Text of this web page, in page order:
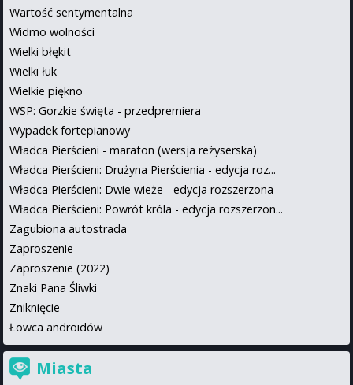
Wartość sentymentalna
Widmo wolności
Wielki błękit
Wielki łuk
Wielkie piękno
WSP: Gorzkie święta - przedpremiera
Wypadek fortepianowy
Władca Pierścieni - maraton (wersja reżyserska)
Władca Pierścieni: Drużyna Pierścienia - edycja roz...
Władca Pierścieni: Dwie wieże - edycja rozszerzona
Władca Pierścieni: Powrót króla - edycja rozszerzon...
Zagubiona autostrada
Zaproszenie
Zaproszenie (2022)
Znaki Pana Śliwki
Zniknięcie
Łowca androidów
Miasta